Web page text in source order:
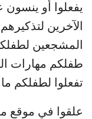
يفعلوا أو
الآخرين
المشجعين
طفلكم مهارات
تفعلوا لطفلكم
علقوا في موقع